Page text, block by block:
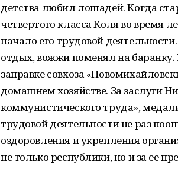
детства любил лошадей. Когда
четвертого класса Коля во время
начало его трудовой
отдых, вожжи поменял на
заправке совхоза
домашнем хозяйстве. За заслуги
коммунистического труда»,
трудовой деятельности не раз
оздоровления и укрепления
не только республики, но и за ее